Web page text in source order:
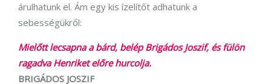
árulhatunk el. Ám egy kis ízelítőt adhatunk a
sebességükről:
Mielőtt lecsapna a bárd, belép Brigádos Joszif, és fülön
ragadva Henriket előre hurcolja.
BRIGÁDOS JOSZIF